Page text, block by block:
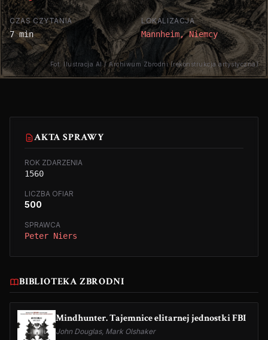
Fot. Ilustracja AI / Archiwum Zbrodni (rekonstrukcja artystyczna)
CZAS CZYTANIA
7 min
LOKALIZACJA
Mannheim, Niemcy
AKTA SPRAWY
ROK ZDARZENIA
1560
LICZBA OFIAR
500
SPRAWCA
Peter Niers
BIBLIOTEKA ZBRODNI
Mindhunter. Tajemnice elitarnej jednostki FBI
John Douglas, Mark Olshaker